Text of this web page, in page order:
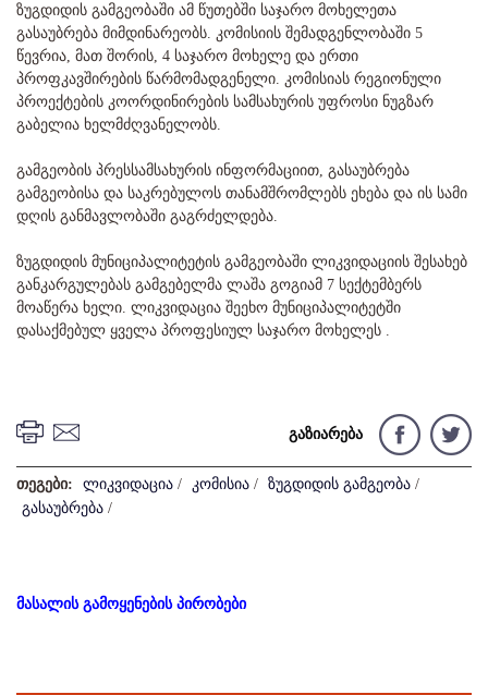
ზუგდიდის გამგეობაში ამ წუთებში საჯარო მოხელეთა
გასაუბრება მიმდინარეობს. კომისიის შემადგენლობაში 5
წევრია, მათ შორის, 4 საჯარო მოხელე და ერთი
პროფკავშირების წარმომადგენელი. კომისიას რეგიონული
პროექტების კოორდინირების სამსახურის უფროსი ნუგზარ
გაბელია ხელმძღვანელობს.
გამგეობის პრესსამსახურის ინფორმაციით, გასაუბრება
გამგეობისა და საკრებულოს თანამშრომლებს ეხება და ის სამი
დღის განმავლობაში გაგრძელდება.
ზუგდიდის მუნიციპალიტეტის გამგეობაში ლიკვიდაციის შესახებ
განკარგულებას გამგებელმა ლაშა გოგიამ 7 სექტემბერს
მოაწერა ხელი. ლიკვიდაცია შეეხო მუნიციპალიტეტში
დასაქმებულ ყველა პროფესიულ საჯარო მოხელეს .
გაზიარება
თეგები: ლიკვიდაცია / კომისია / ზუგდიდის გამგეობა /
გასაუბრება /
მასალის გამოყენების პირობები